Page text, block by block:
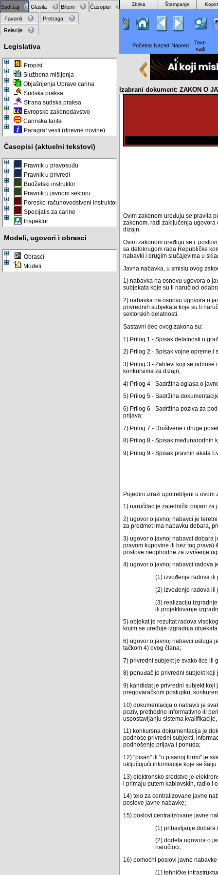
Sadržaj Glasila Bilteni
Časopisi
Favoriti
Pretraga
Relacije
Legislativa
Propisi
Službena mišljenja
Objašnjenja Uprave carina
Sudska praksa
Strana sudska praksa
Evropsko zakonodavstvo
Carinska tarifa
Paragraf vesti (dnevne novine)
Časopisi (aktuelni tekstovi)
Pravnik u pravosuđu
Pravnik u privredi
Budžetski instruktor
Pravnik u javnom sektoru
Poresko-računovodstveni instruktor
Specijalis za carine
Inspektor
Modeli, ugovori i obrasci
Obrasci
Modeli
Zbirka Štampanje
Početna Nazad Napred
Text-
nađi
Izabrani dokument: ZAKON O
Ovim zakonom uređuju se pravila
zakonom, radi zaključenja
dizajn.
Ovim zakonom uređuju se i:
sa delokrugom rada Republičke
nabavki i drugim slučajevima u
Javna nabavka, u smislu ovog
1) nabavka na osnovu ugovora o
subjekata koje su ti naručioci
2) nabavka na osnovu ugovora o
privrednih subjekata koje su ti
sektorskih delatnosti.
Sastavni deo ovog zakona su:
1) Prilog 1 - Spisak delatnosti u
2) Prilog 2 - Spisak vojne opreme i
3) Prilog 3 - Zahtevi koji se
konkursima za dizajn;
4) Prilog 4 - Sadržina oglasa o
5) Prilog 5 - Sadržina
6) Prilog 6 - Sadržina poziva za
prijava;
7) Prilog 7 - Društvene i druge
8) Prilog 8 - Spisak međunarodnih
9) Prilog 9 - Spisak pravnih akata
Pojedini izrazi upotrebljeni u ovom
1) naručilac je zajednički pojam za
2) ugovor o javnoj nabavci je
za predmet ima nabavku dobara,
3) ugovor o javnoj nabavci dobara
pravom kupovine ili bez tog prava)
poslove neophodne za izvršenje
4) ugovor o javnoj nabavci radova
(1) izvođenje radova ili
(2) izvođenje radova ili
(3) realizaciju
ili projektovanje
5) objekat je rezultat radova
kojim se uređuje izgradnja
6) ugovor o javnoj nabavci usluga
tačkom 4) ovog člana;
7) privredni subjekt je svako lice ili
8) ponuđač je privredni subjekt koji
9) kandidat je privredni subjekt koji
pregovaračkom postupku,
10) dokumentacija o nabavci je
poziv, prethodno informativno ili
uspostavljanju sistema
11) konkursna dokumentacija je
podnose privredni subjekti,
podnošenje prijava i ponuda;
12) "pisan" ili "u pisanoj formi" je
uključujući informacije koje se
13) elektronsko sredstvo je
i primaju putem kablovskih, radio i
14) telo za centralizovane javne
poslove javne nabavke;
15) poslovi centralizovane javne
(1) pribavljanje dobara
(2) dodela ugovora o
naručioci;
16) pomoćni poslovi javne
(1) tehničke